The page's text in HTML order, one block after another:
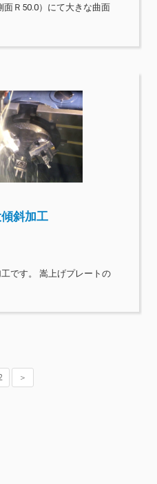
面Ｒ50.0）にて大きな曲面
斜加工
です。 嵩上げプレートの
＞